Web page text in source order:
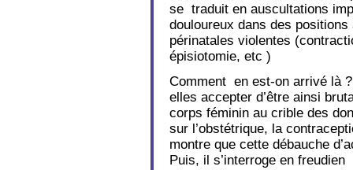
se traduit en auscultations
douloureux dans des
périnatales violentes
épisiotomie, etc )
Comment en est-on arrivé là
elles accepter d’être ainsi
corps féminin au crible des
sur l’obstétrique, la
montre que cette débauche
Puis, il s’interroge en